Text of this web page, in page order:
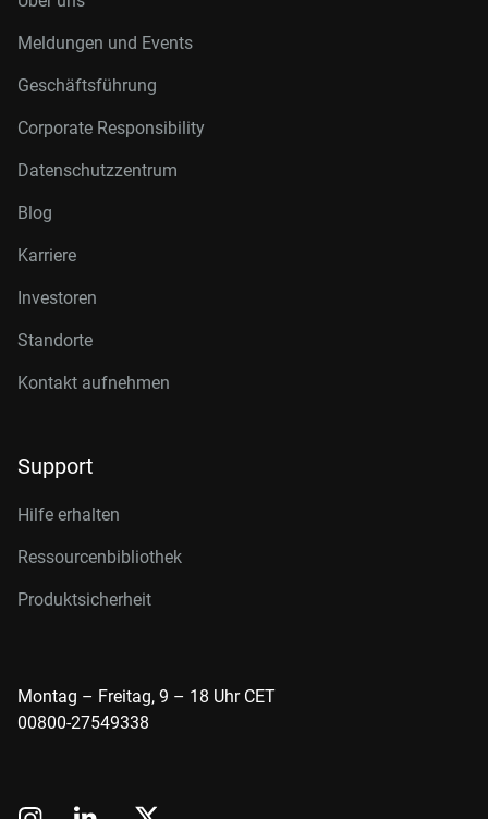
Meldungen und Events
Geschäftsführung
Corporate Responsibility
Datenschutzzentrum
Blog
Karriere
Investoren
Standorte
Kontakt aufnehmen
Support
Hilfe erhalten
Ressourcenbibliothek
Produktsicherheit
Montag – Freitag, 9 – 18 Uhr CET
00800-27549338